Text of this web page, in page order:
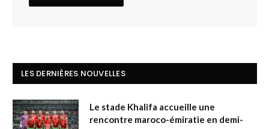
LES DERNIÈRES NOUVELLES
Le stade Khalifa accueille une
rencontre maroco-émiratie en demi-